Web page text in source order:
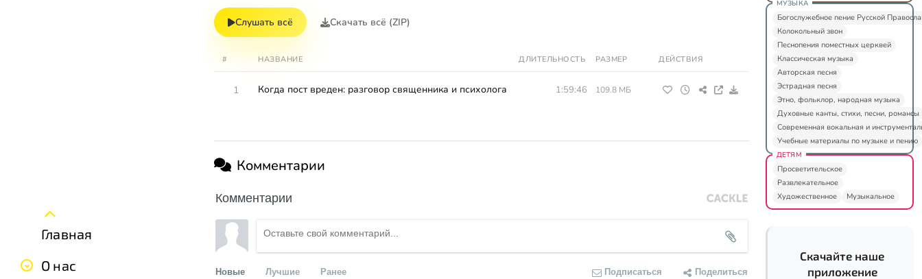
Главная
О нас
Слушать всё Скачать всё (ZIP)
# НАЗВАНИЕ ДЛИТЕЛЬНОСТЬ РАЗМЕР ДЕЙСТВИЯ
1 Когда пост вреден: разговор священника и психолога 1:59:46 109.8 МБ
Комментарии
Комментарии
Новые Лучшие Ранее Подписаться Поделиться
МУЗЫКА
Богослужебное пение Русской
Колокольный звон
Песнопения поместных церквей
Классическая музыка
Авторская песня
Эстрадная песня
Этно, фольклор, народная музыка
Духовные канты, стихи, песни, романсы
Современная вокальная и
Учебные материалы по музыке и пению
ДЕТЯМ
Просветительское
Развлекательное
Художественное
Музыкальное
Скачайте наше
приложение